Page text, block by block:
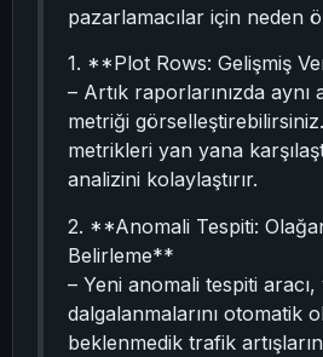
pazarlamacılar için neden
1. **Plot Rows: Gelişmiş
– Artık raporlarınızda aynı
metriği
metrikleri yan yana
analizini kolaylaştırır.
2. **Anomali Tespiti:
Belirleme**
– Yeni anomali tespiti aracı,
dalgalanmalarını otomatik
beklenmedik trafik